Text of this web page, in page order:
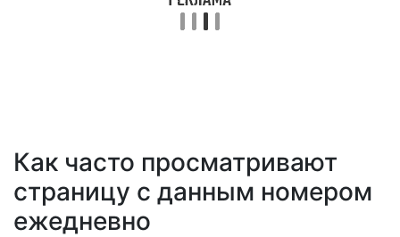
Как часто просматривают
страницу с данным номером
ежедневно